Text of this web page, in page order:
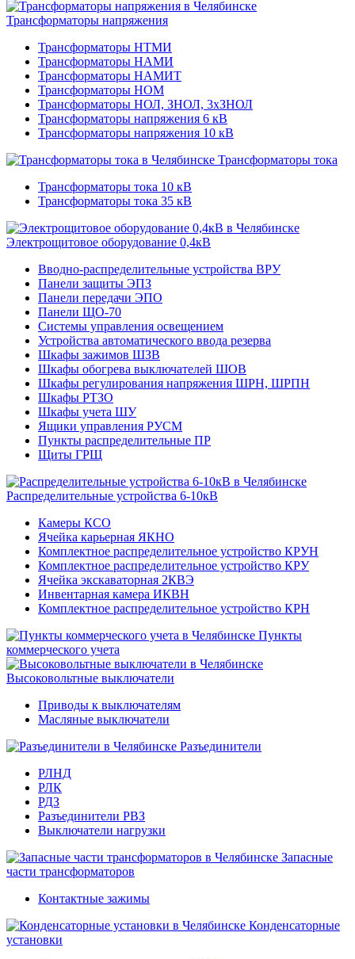
Трансформаторы напряжения
Трансформаторы НТМИ
Трансформаторы НАМИ
Трансформаторы НАМИТ
Трансформаторы НОМ
Трансформаторы НОЛ, ЗНОЛ, 3хЗНОЛ
Трансформаторы напряжения 6 кВ
Трансформаторы напряжения 10 кВ
Трансформаторы тока
Трансформаторы тока 10 кВ
Трансформаторы тока 35 кВ
Электрощитовое оборудование 0,4кВ
Вводно-распределительные устройства ВРУ
Панели защиты ЭПЗ
Панели передачи ЭПО
Панели ЩО-70
Системы управления освещением
Устройства автоматического ввода резерва
Шкафы зажимов ШЗВ
Шкафы обогрева выключателей ШОВ
Шкафы регулирования напряжения ШРН, ШРПН
Шкафы РТЗО
Шкафы учета ШУ
Ящики управления РУСМ
Пункты распределительные ПР
Щиты ГРЩ
Распределительные устройства 6-10кВ
Камеры КСО
Ячейка карьерная ЯКНО
Комплектное распределительное устройство КРУН
Комплектное распределительное устройство КРУ
Ячейка экскаваторная 2КВЭ
Инвентарная камера ИКВН
Комплектное распределительное устройство КРН
Пункты
коммерческого учета
Высоковольтные выключатели
Приводы к выключателям
Масляные выключатели
Разъединители
РЛНД
РЛК
РДЗ
Разъединители РВЗ
Выключатели нагрузки
Запасные
части трансформаторов
Контактные зажимы
Конденсаторные
установки